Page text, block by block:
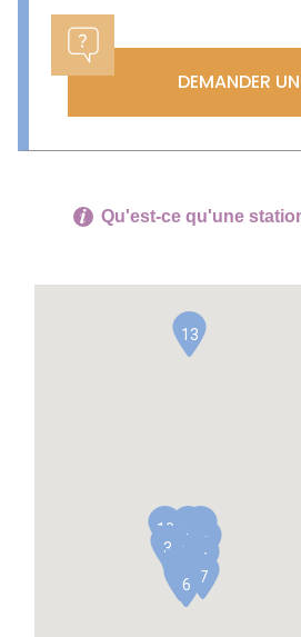
DEMANDER
Qu'est-ce qu'une
2
3
4
5
6 7
8
10
13